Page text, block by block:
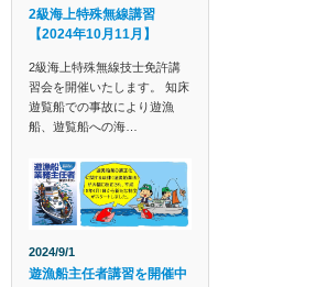
2級海上特殊無線講習
【2024年10月11月】
2級海上特殊無線技士免許講
習会を開催いたします。 知床
遊覧船での事故により遊漁
船、遊覧船への海…
2024/9/1
遊漁船主任者講習を開催中